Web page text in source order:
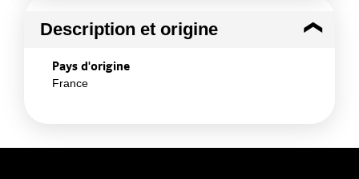
Description et origine
Pays d'origine
France